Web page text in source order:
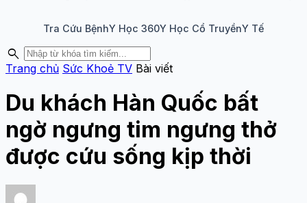
Tra Cứu BệnhY Học 360Y Học Cổ TruyềnY Tế
search
Trang chủ Sức Khoẻ TV Bài viết
Du khách Hàn Quốc bất
ngờ ngưng tim ngưng thở
được cứu sống kịp thời